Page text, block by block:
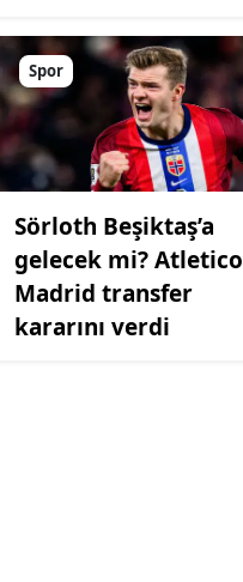
Spor
Sörloth Beşiktaş’a
gelecek mi? Atletico
Madrid transfer
kararını verdi